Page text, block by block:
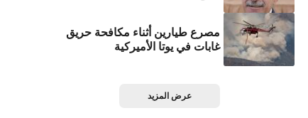
مصرع طيارين أثناء مكافحة حريق
غابات في يوتا الأميركية
عرض المزيد